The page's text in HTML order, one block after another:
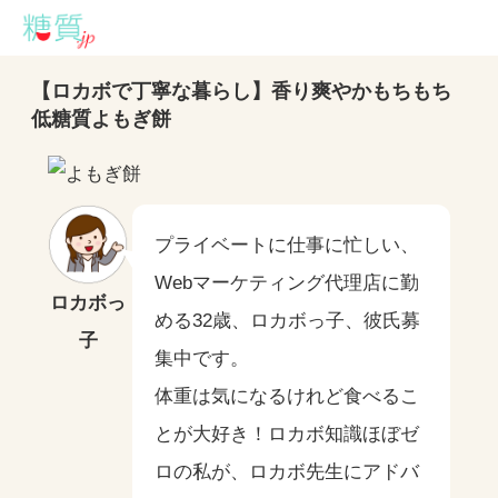
【ロカボで丁寧な暮らし】香り爽やかもちもち
低糖質よもぎ餅
ロカボっ
子
プライベートに仕事に忙しい、
Webマーケティング代理店に勤
める32歳、ロカボっ子、彼氏募
集中です。
体重は気になるけれど食べるこ
とが大好き！ロカボ知識ほぼゼ
ロの私が、ロカボ先生にアドバ